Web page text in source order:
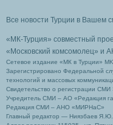
Все новости Турции в Вашем
«МК-Турция» совместный
«Московский комсомолец» и
Сетевое издание «МК в Турции»
Зарегистрировано Федеральной
технологий и массовых
Свидетельство о регистрации
Учредитель СМИ – АО «Редакция
Редакция СМИ – АНО «МИРНаС»
Главный редактор — Ниязбаев Я.Ю.